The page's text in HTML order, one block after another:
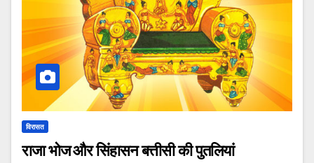
विरासत
राजा भोज और सिंहासन बत्तीसी की पुतलियां